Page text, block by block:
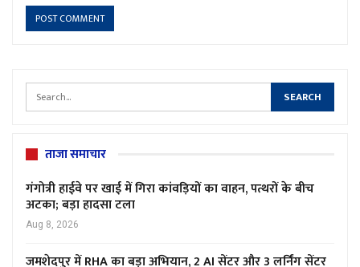
ताजा समाचार
गंगोत्री हाईवे पर खाई में गिरा कांवड़ियों का वाहन, पत्थरों के बीच
अटका; बड़ा हादसा टला
Aug 8, 2026
जमशेदपुर में RHA का बड़ा अभियान, 2 AI सेंटर और 3 लर्निंग सेंटर